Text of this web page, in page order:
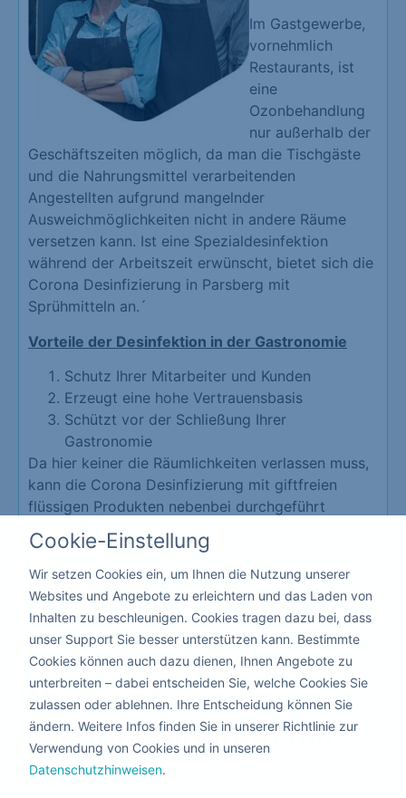
Im Gastgewerbe,
vornehmlich
Restaurants, ist
eine
Ozonbehandlung
nur außerhalb der
Geschäftszeiten möglich, da man die Tischgäste
und die Nahrungsmittel verarbeitenden
Angestellten aufgrund mangelnder
Ausweichmöglichkeiten nicht in andere Räume
versetzen kann. Ist eine Spezialdesinfektion
während der Arbeitszeit erwünscht, bietet sich die
Corona Desinfizierung in Parsberg mit
Sprühmitteln an.´
Vorteile der Desinfektion in der Gastronomie
Schutz Ihrer Mitarbeiter und Kunden
Erzeugt eine hohe Vertrauensbasis
Schützt vor der Schließung Ihrer
Gastronomie
Da hier keiner die Räumlichkeiten verlassen muss,
kann die Corona Desinfizierung mit giftfreien
flüssigen Produkten nebenbei durchgeführt
Kita & Schule
Warum eine
Dekontaminationmit
Ozon?
Cookie-Einstellung
Wir setzen Cookies ein, um Ihnen die Nutzung unserer
Websites und Angebote zu erleichtern und das Laden von
Inhalten zu beschleunigen. Cookies tragen dazu bei, dass
unser Support Sie besser unterstützen kann. Bestimmte
Cookies können auch dazu dienen, Ihnen Angebote zu
unterbreiten – dabei entscheiden Sie, welche Cookies Sie
zulassen oder ablehnen. Ihre Entscheidung können Sie
ändern. Weitere Infos finden Sie in unserer Richtlinie zur
Verwendung von Cookies und in unseren
Datenschutzhinweisen.